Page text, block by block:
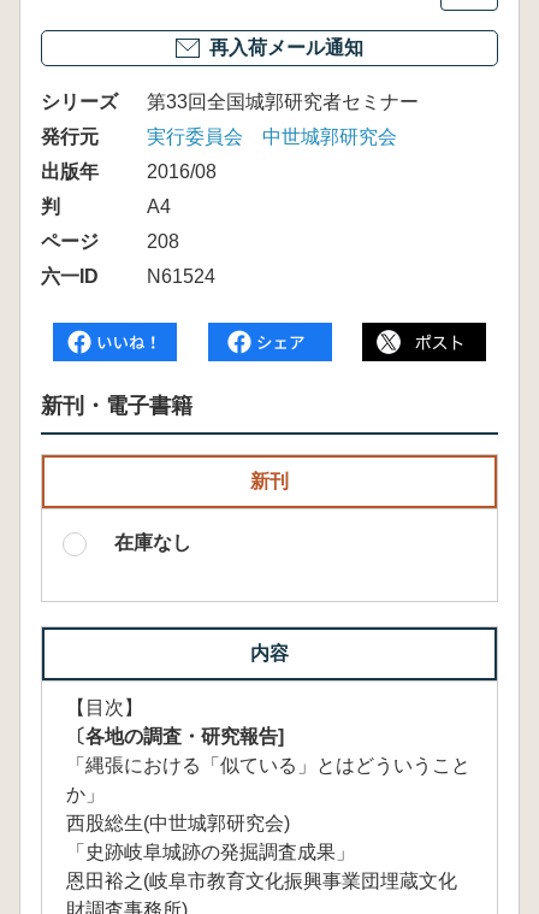
再入荷メール通知
シリーズ
第33回全国城郭研究者セミナー
発行元
実行委員会 中世城郭研究会
出版年
2016/08
判
A4
ページ
208
六一ID
N61524
新刊・電子書籍
新刊
在庫なし
内容
【目次】
〔各地の調査・研究報告]
「縄張における「似ている」とはどういうこと
か」
西股総生(中世城郭研究会)
「史跡岐阜城跡の発掘調査成果」
恩田裕之(岐阜市教育文化振興事業団埋蔵文化
財調査事務所)